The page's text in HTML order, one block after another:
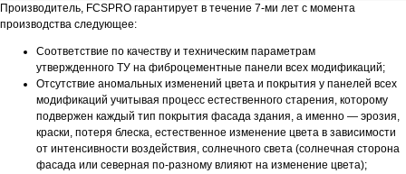
Производитель, FCSPRO гарантирует в течение 7-ми лет с момента
производства следующее:
Соответствие по качеству и техническим параметрам
утвержденного ТУ на фиброцементные панели всех модификаций;
Отсутствие аномальных изменений цвета и покрытия у панелей всех
модификаций учитывая процесс естественного старения, которому
подвержен каждый тип покрытия фасада здания, а именно — эрозия,
краски, потеря блеска, естественное изменение цвета в зависимости
от интенсивности воздействия, солнечного света (солнечная сторона
фасада или северная по-разному влияют на изменение цвета);